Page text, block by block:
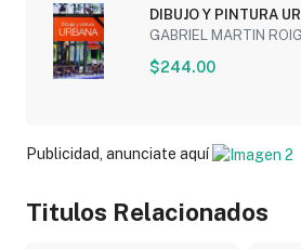
DIBUJO Y PINTURA
GABRIEL MARTIN ROIG
$244.00
Publicidad, anunciate aquí
Titulos Relacionados